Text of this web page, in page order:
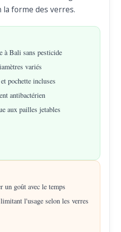
forme des verres.
à Bali sans pesticide
variés
pochette incluses
antibactérien
aux pailles jetables
un goût avec le temps
l'usage selon les verres